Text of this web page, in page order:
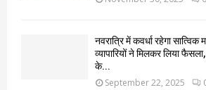
नवरात्रि में कवर्धा रहेगा
व्यापारियों ने मिलकर लिया फैसला,
के...
September 22, 2025